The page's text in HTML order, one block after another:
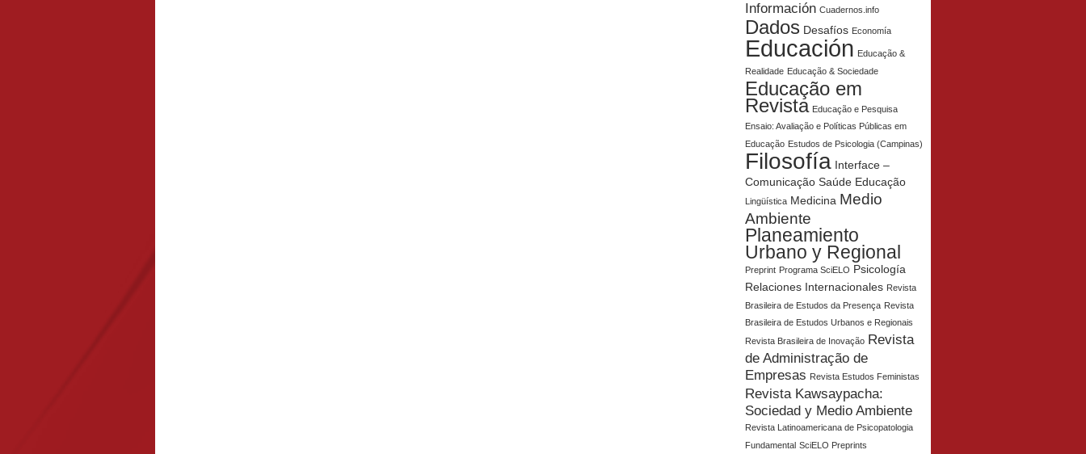
Información Cuadernos.info
Dados Desafíos Economía
Educación Educação &
Realidade Educação & Sociedade
Educação em
Revista Educação e Pesquisa
Ensaio: Avaliação e Políticas Públicas em
Educação Estudos de Psicologia (Campinas)
Filosofía Interface –
Comunicação Saúde Educação
Lingüística Medicina Medio
Ambiente
Planeamiento
Urbano y Regional
Preprint Programa SciELO Psicología
Relaciones Internacionales Revista
Brasileira de Estudos da Presença Revista
Brasileira de Estudos Urbanos e Regionais
Revista Brasileira de Inovação Revista
de Administração de
Empresas Revista Estudos Feministas
Revista Kawsaypacha:
Sociedad y Medio Ambiente
Revista Latinoamericana de Psicopatologia
Fundamental SciELO Preprints